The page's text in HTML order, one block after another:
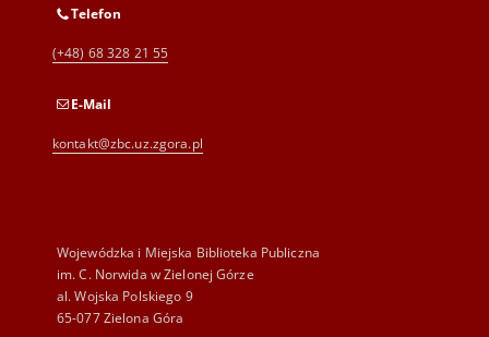
Telefon
(+48) 68 328 21 55
E-Mail
kontakt@zbc.uz.zgora.pl
Wojewódzka i Miejska Biblioteka Publiczna
im. C. Norwida w Zielonej Górze
al. Wojska Polskiego 9
65-077 Zielona Góra